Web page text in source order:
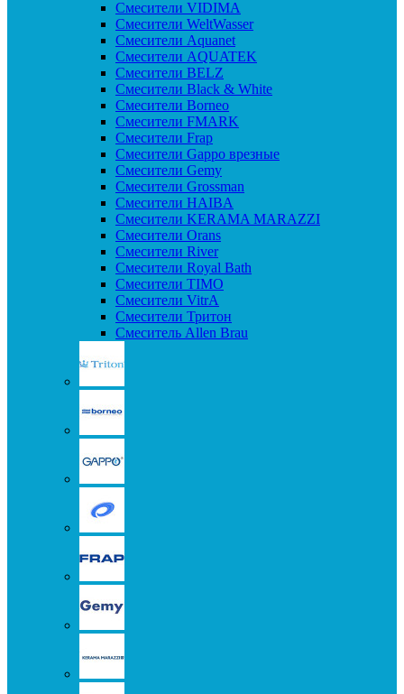
Cмесители VIDIMA
Cмесители WeltWasser
Смесители Aquanet
Смесители AQUATEK
Смесители BELZ
Смесители Black & White
Смесители Borneo
Смесители FMARK
Смесители Frap
Смесители Gappo врезные
Смесители Gemy
Смесители Grossman
Смесители HAIBA
Смесители KERAMA MARAZZI
Смесители Orans
Смесители River
Смесители Royal Bath
Смесители TIMO
Смесители VitrA
Смесители Тритон
Смеситель Allen Brau